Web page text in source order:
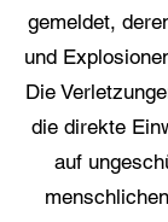
gemeldet,
und
Die
die direkte
auf